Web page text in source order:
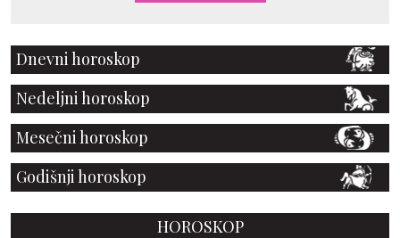
Dnevni horoskop
Nedeljni horoskop
Mesečni horoskop
Godišnji horoskop
HOROSKOP